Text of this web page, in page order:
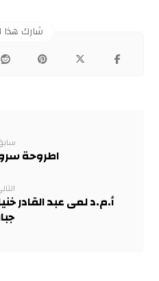
اطروحة
أ.م.د لمى عبد القادر